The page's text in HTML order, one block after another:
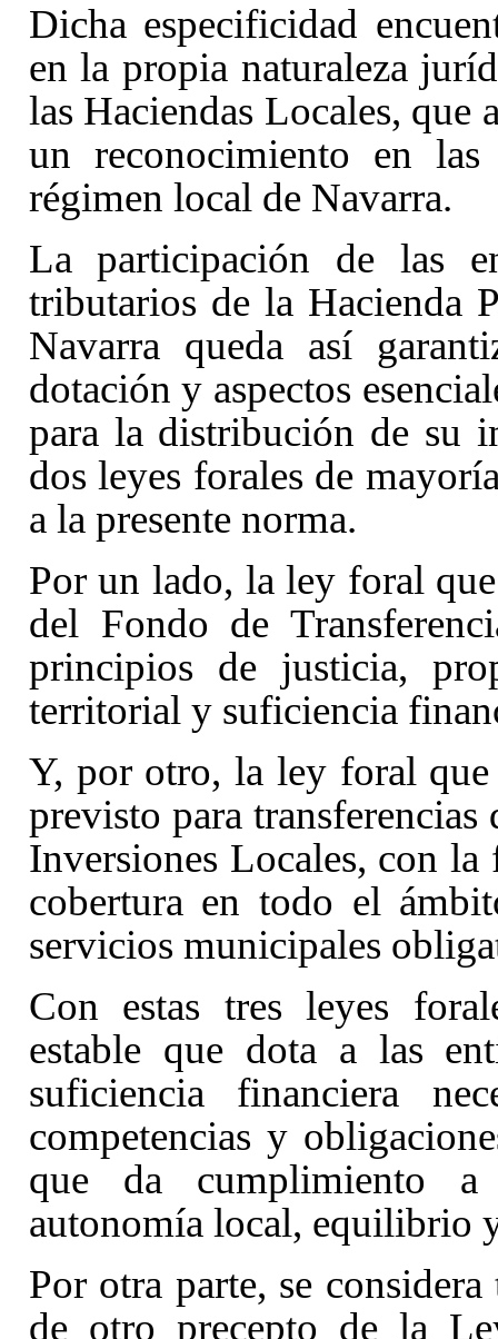
Dicha especificidad
en la propia naturaleza
las Haciendas Locales,
un reconocimiento en las
régimen local de Navarra.
La participación de las
tributarios de la Hacienda
Navarra queda así
dotación y aspectos
para la distribución de su
dos leyes forales de
a la presente norma.
Por un lado, la ley foral
del Fondo de
principios de justicia,
territorial y suficiencia
Y, por otro, la ley foral
previsto para transferencias
Inversiones Locales, con
cobertura en todo el
servicios municipales
Con estas tres leyes
estable que dota a las
suficiencia financiera
competencias y
que da cumplimiento
autonomía local, equilibrio
Por otra parte, se
de otro precepto de la